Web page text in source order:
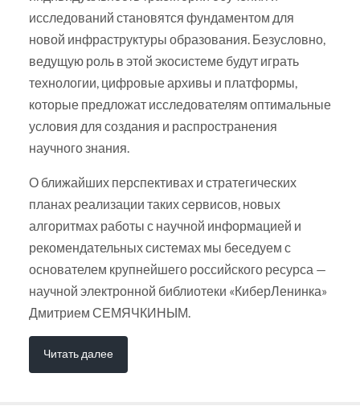
исследований становятся фундаментом для
новой инфраструктуры образования. Безусловно,
ведущую роль в этой экосистеме будут играть
технологии, цифровые архивы и платформы,
которые предложат исследователям оптимальные
условия для создания и распространения
научного знания.
О ближайших перспективах и стратегических
планах реализации таких сервисов, новых
алгоритмах работы с научной информацией и
рекомендательных системах мы беседуем с
основателем крупнейшего российского ресурса —
научной электронной библиотеки «КиберЛенинка»
Дмитрием СЕМЯЧКИНЫМ.
Читать далее